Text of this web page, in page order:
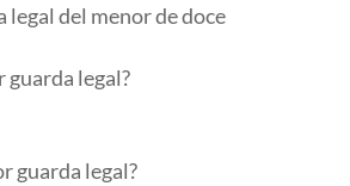
legal del menor de doce
guarda legal?
guarda legal?